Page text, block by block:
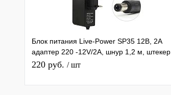
Блок питания Live-Power SP35 12В, 2A
адаптер 220 -12V/2A, шнур 1,2 м, штекер
5.5*2,5 мм
220 руб. / шт